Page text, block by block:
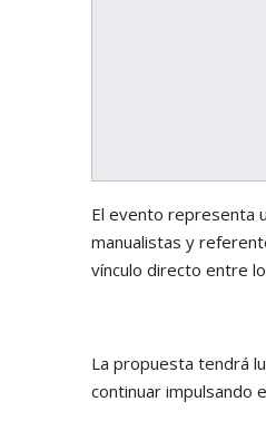
El evento representa
manualistas y
vínculo directo entre
La propuesta tendrá
continuar impulsando